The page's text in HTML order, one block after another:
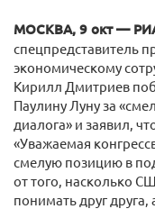
МОСКВА, 9 окт —
спецпредставитель
экономическому
Кирилл Дмитриев
Паулину Луну за
диалога» и заявил,
«Уважаемая
смелую позицию в
от того, насколько
понимать друг